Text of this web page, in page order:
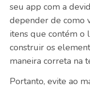
seu app com a
depender de como
itens que contém o
construir os
maneira correta na
Portanto, evite ao